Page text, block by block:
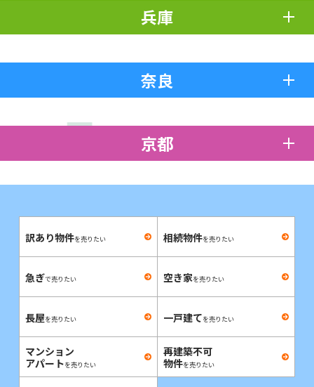
兵庫
奈良
京都
訳あり物件を売りたい 相続物件を売りたい
急ぎで売りたい 空き家を売りたい
長屋を売りたい 一戸建てを売りたい
マンション
アパートを売りたい
再建築不可
物件を売りたい